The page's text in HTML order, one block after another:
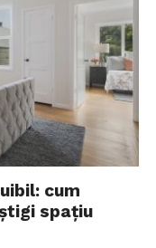
cum
spațiu